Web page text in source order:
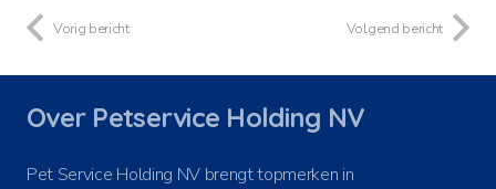
Vorig bericht Volgend bericht
Over Petservice Holding NV
Pet Service Holding NV brengt topmerken in